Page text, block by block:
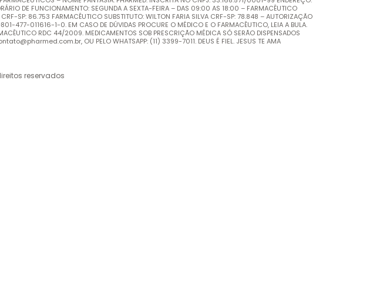
DE FUNCIONAMENTO: SEGUNDA A SEXTA-FEIRA – DAS 09:00 AS 18:00 – FARMACÊUTICO
SP: 86.753 FARMACÊUTICO SUBSTITUTO: WILTON FARIA SILVA CRF-SP: 78.848 – AUTORIZAÇÃO
011616-1-0. EM CASO DE DÚVIDAS PROCURE O MÉDICO E O FARMACÊUTICO, LEIA A BULA.
RDC 44/2009. MEDICAMENTOS SOB PRESCRIÇÃO MÉDICA SÓ SERÃO DISPENSADOS
OU PELO WHATSAPP: (11) 3399-7011. DEUS É FIEL. JESUS TE AMA
reservados